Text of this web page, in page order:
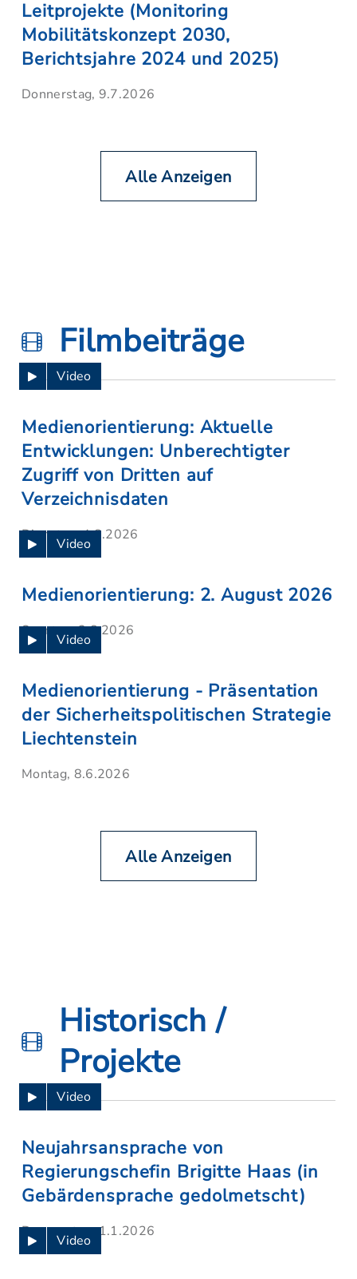
Leitprojekte (Monitoring
Mobilitätskonzept 2030,
Berichtsjahre 2024 und 2025)
Donnerstag, 9.7.2026
Alle Anzeigen
Filmbeiträge
Medienorientierung: Aktuelle
Entwicklungen: Unberechtigter
Zugriff von Dritten auf
Verzeichnisdaten
Dienstag, 4.8.2026
Video
Medienorientierung: 2. August 2026
Sonntag, 2.8.2026
Video
Medienorientierung - Präsentation
der Sicherheitspolitischen Strategie
Liechtenstein
Montag, 8.6.2026
Video
Alle Anzeigen
Historisch /
Projekte
Neujahrsansprache von
Regierungschefin Brigitte Haas (in
Gebärdensprache gedolmetscht)
Donnerstag, 1.1.2026
Video
Video